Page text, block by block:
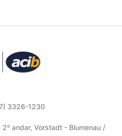
3326-1230
andar, Vorstadt - Blumenau /